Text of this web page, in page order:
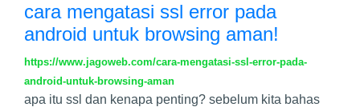
cara mengatasi ssl error pada
android untuk browsing aman!
https://www.jagoweb.com/cara-mengatasi-ssl-error-pada-
android-untuk-browsing-aman
apa itu ssl dan kenapa penting? sebelum kita bahas